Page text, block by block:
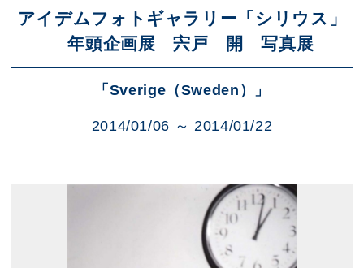
アイデムフォトギャラリー「シリウス」
年頭企画展 宍戸 開 写真展
「Sverige（Sweden）」
2014/01/06 ～ 2014/01/22
アクセス
ブログ
展示のお申し込み